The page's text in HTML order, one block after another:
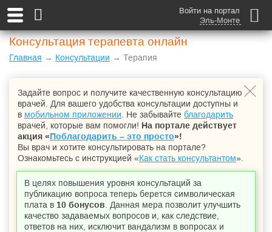
Войти на портал
Эль-Монте
Консультация терапевта онлайн
Главная → Консультации → Терапия
Задайте вопрос и получите качественную консультацию
врачей. Для вашего удобства консультации доступны и
в мобильном приложении . Не забывайте благодарить
врачей, которые вам помогли! На портале действует
акция «Поблагодарить – это просто»!
Вы врач и хотите консультировать на портале?
Ознакомьтесь с инструкцией «Как стать консультантом».
В целях повышения уровня консультаций за
публикацию вопроса теперь берется символическая
плата в 10 бонусов . Данная мера позволит улучшить
качество задаваемых вопросов и, как следствие,
ответов на них, исключит вандализм в вопросах и